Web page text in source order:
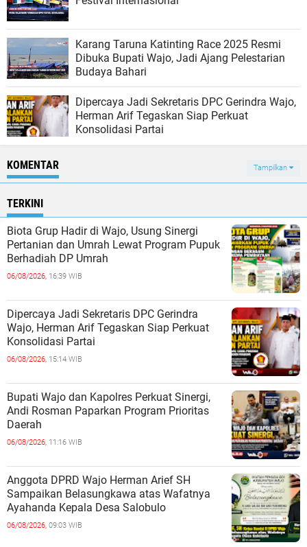
Karang Taruna Katinting Race 2025 Resmi
Dibuka Bupati Wajo, Jadi Ajang Pelestarian
Budaya Bahari
Dipercaya Jadi Sekretaris DPC Gerindra Wajo,
Herman Arif Tegaskan Siap Perkuat
Konsolidasi Partai
KOMENTAR Tampilkan
TERKINI
Biota Grup Hadir di Wajo, Usung Sinergi
Pertanian dan Umrah Lewat Program Pupuk
Berhadiah DP Umrah
06/08/2026, 16:39 WIB
Dipercaya Jadi Sekretaris DPC Gerindra
Wajo, Herman Arif Tegaskan Siap Perkuat
Konsolidasi Partai
06/08/2026, 15:14 WIB
Bupati Wajo dan Kapolres Perkuat Sinergi,
Andi Rosman Paparkan Program Prioritas
Daerah
06/08/2026, 11:16 WIB
Anggota DPRD Wajo Herman Arief SH
Sampaikan Belasungkawa atas Wafatnya
Ayahanda Kepala Desa Salobulo
06/08/2026, 09:03 WIB